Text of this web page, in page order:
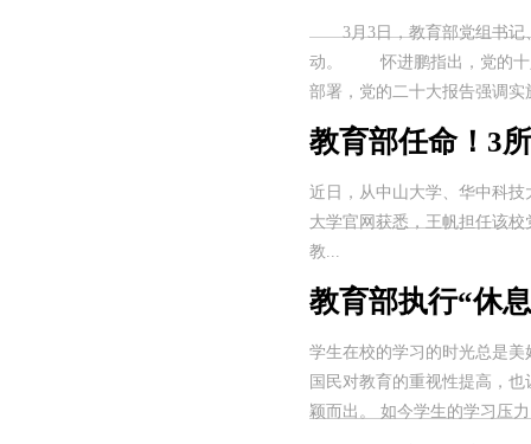
3月3日，教育部党组书记、
动。 怀进鹏指出，党的十八
部署，党的二十大报告强调实
教育部任命！3
近日，从中山大学、华中科
大学官网获悉，王帆担任该
教...
教育部执行“休
学生在校的学习的时光总是
国民对教育的重视性提高，
颖而出。 如今学生的学习压